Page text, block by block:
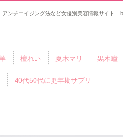
アンチエイジング法など女優別美容情報サイ
檀れい 夏木マリ 黒木瞳
40代50代に更年期サプリ